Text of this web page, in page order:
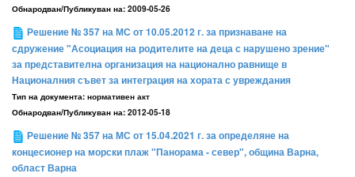
Обнародван/Публикуван на: 2009-05-26
Решение № 357 на МС от 10.05.2012 г. за признаване на
сдружение "Асоциация на родителите на деца с нарушено зрение"
за представителна организация на национално равнище в
Националния съвет за интеграция на хората с увреждания
Тип на документа: нормативен акт
Обнародван/Публикуван на: 2012-05-18
Решение № 357 на МС от 15.04.2021 г. за определяне на
концесионер на морски плаж "Панорама - север", община Варна,
област Варна